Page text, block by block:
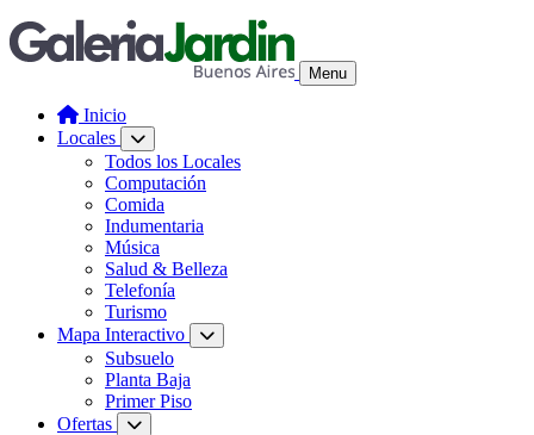
Menu
Inicio
Locales
Todos los Locales
Computación
Comida
Indumentaria
Música
Salud & Belleza
Telefonía
Turismo
Mapa Interactivo
Subsuelo
Planta Baja
Primer Piso
Ofertas